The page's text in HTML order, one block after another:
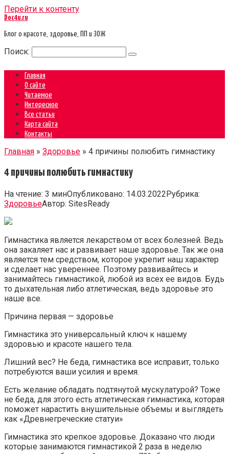
Перейти к контенту
Doc4u.ru
Блог о красоте, здоровье, ПП и ЗОЖ
Поиск:
Главная
О сайте
Читаемое
Интересное
Все статьи
Карта сайта
Контакты
Главная » Здоровье » 4 причины полюбить гимнастику
4 причины полюбить гимнастику
На чтение: 3 минОпубликовано: 14.03.2022Рубрика:
ЗдоровьеАвтор: SitesReady
Гимнастика является лекарством от всех болезней. Ведь
она закаляет нас и развивает наше здоровье. Так же она
является тем средством, которое укрепит наш характер
и сделает нас увереннее. Поэтому развивайтесь и
занимайтесь гимнастикой, любой из всех ее видов. Будь
то дыхательная либо атлетическая, ведь здоровье это
наше все.
Причина первая — здоровье
Гимнастика это универсальный ключ к нашему
здоровью и красоте нашего тела.
Лишний вес? Не беда, гимнастика все исправит, только
потребуются ваши усилия и время.
Есть желание обладать подтянутой мускулатурой? Тоже
не беда, для этого есть атлетическая гимнастика, которая
поможет нарастить внушительные объемы и выглядеть
как «Древнегреческие статуи»
Гимнастика это крепкое здоровье. Доказано что люди
которые занимаются гимнастикой 2 раза в неделю